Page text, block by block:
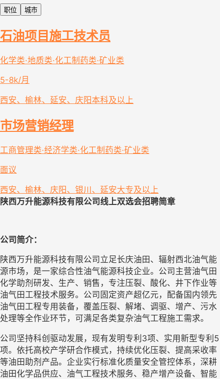
职位 城市
石油项目施工技术员
化学类·地质类·化工制药类·矿业类
5-8k/月
西安、榆林、延安、庆阳本科及以上
市场营销经理
工商管理类·经济学类·化工制药类·矿业类
面议
西安、榆林、庆阳、银川、延安大专及以上
陕西万升能源科技有限公司线上双选会招聘简章
公司简介：
陕西万升能源科技有限公司立足长庆油田、辐射西北油气能
源市场，是一家综合性油气能源科技企业。公司主营油气田
化学助剂研发、生产、销售，专注压裂、酸化、井下作业等
油气田工程技术服务。公司固定资产超亿元，配备国内领先
油气田工程专用装备，覆盖压裂、解堵、调驱、增产、污水
处理等全作业环节，可满足各类复杂油气工程施工需求。
公司坚持科创驱动发展，现有发明专利 3项、实用新型专利5
项。依托高校产学研合作模式，持续优化压裂、提高采收率
等油田助剂产品。企业实行标准化质量安全管控体系，深耕
油田化学品供应、油气工程技术服务、稳产增产设备、智能